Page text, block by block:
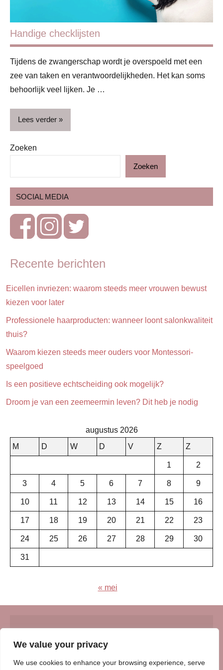
We value your privacy
We use cookies to enhance your browsing experience, serve
Handige checklijsten
Tijdens de zwangerschap wordt je overspoeld met een
zee van taken en verantwoordelijkheden. Het kan soms
behoorlijk veel lijken. Je …
Lees verder
Handig
Zoeken
Zoeken
SOCIAL MEDIA
Recente berichten
Eicellen invriezen: waarom steeds meer vrouwen bewust
kiezen voor later
Professionele haarproducten: wanneer loont salonkwaliteit
thuis?
Waarom kiezen steeds meer ouders voor Montessori-
speelgoed
Is een positieve echtscheiding ook mogelijk?
Droom je van een zeemeermin leven? Dit heb je nodig
augustus 2026
M
D W D V Z Z
1 2
3 4 5 6 7 8 9
10 11 12 13 14 15 16
17 18 19 20 21 22 23
24 25 26 27 28 29 30
31
« mei
© Insert Internetuitgeverij